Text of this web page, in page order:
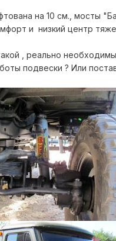
на 10 см., мосты
и низкий центр
, реально
подвески ? Или